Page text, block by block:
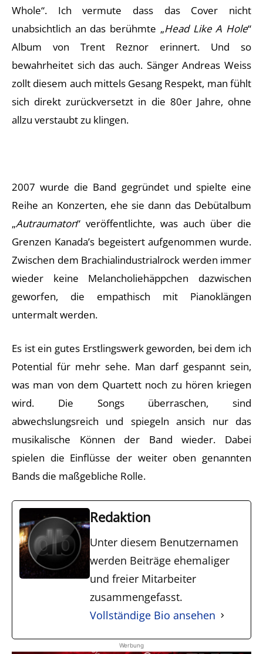
Whole“. Ich vermute dass das Cover nicht
unabsichtlich an das berühmte „Head Like A Hole“
Album von Trent Reznor erinnert. Und so
bewahrheitet sich das auch. Sänger Andreas Weiss
zollt diesem auch mittels Gesang Respekt, man fühlt
sich direkt zurückversetzt in die 80er Jahre, ohne
allzu verstaubt zu klingen.
2007 wurde die Band gegründet und spielte eine
Reihe an Konzerten, ehe sie dann das Debütalbum
„Autraumaton“ veröffentlichte, was auch über die
Grenzen Kanada’s begeistert aufgenommen wurde.
Zwischen dem Brachialindustrialrock werden immer
wieder keine Melancholiehäppchen dazwischen
geworfen, die empathisch mit Pianoklängen
untermalt werden.
Es ist ein gutes Erstlingswerk geworden, bei dem ich
Potential für mehr sehe. Man darf gespannt sein,
was man von dem Quartett noch zu hören kriegen
wird. Die Songs überraschen, sind
abwechslungsreich und spiegeln ansich nur das
musikalische Können der Band wieder. Dabei
spielen die Einflüsse der weiter oben genannten
Bands die maßgebliche Rolle.
Redaktion
Unter diesem Benutzernamen
werden Beiträge ehemaliger
und freier Mitarbeiter
zusammengefasst.
Vollständige Bio ansehen
Werbung